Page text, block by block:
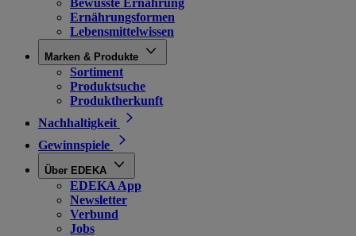
Bewusste Ernährung
Ernährungsformen
Lebensmittelwissen
Marken & Produkte
Sortiment
Produktsuche
Produktherkunft
Nachhaltigkeit
Gewinnspiele
Über EDEKA
EDEKA App
Newsletter
Verbund
Jobs